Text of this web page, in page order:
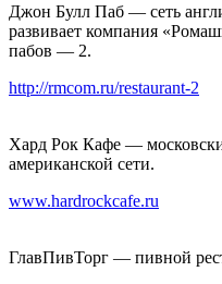
Джон Булл Паб — сеть
развивает компания
пабов — 2.
http://rmcom.ru/restaurant-2
Хард Рок Кафе —
американской сети.
www.hardrockcafe.ru
ГлавПивТорг — пивной